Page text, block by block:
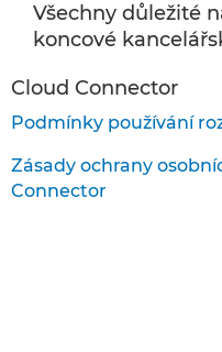
Software pro správu
Komerční tiskový software
Aplikace
Všechny důležité
koncové
Cloud Connector
Podmínky používání
Zásady ochrany
Connector